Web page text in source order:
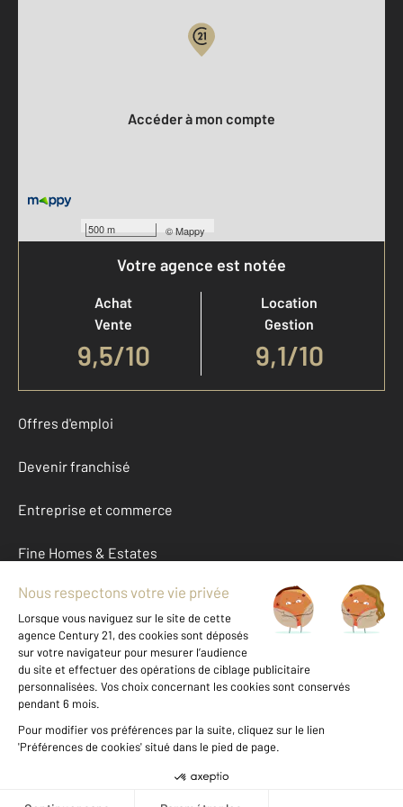
500 m ©Mappy
Accéder à mon compte
Votre agence est notée
Achat
Vente
9,5/10
Location
Gestion
9,1/10
Offres d'emploi
Devenir franchisé
Entreprise et commerce
Fine Homes & Estates
À propos
International
Nous contacter
Données personnelles